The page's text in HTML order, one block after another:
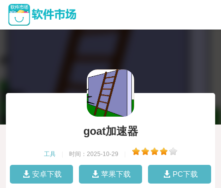
goat加速器
工具 时间：2025-10-29
安卓下载 苹果下载 PC下载